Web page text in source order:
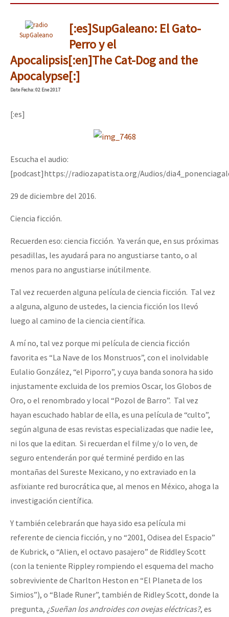
SupGaleano
[:es]SupGaleano: El Gato-
Perro y el
Apocalipsis[:en]The Cat-Dog and the
Apocalypse[:]
DateFecha: 02 Ene 2017
[:es]
Escucha el audio:
[podcast]https://radiozapatista.org/Audios/
29 de diciembre del 2016.
Ciencia ficción.
Recuerden eso: ciencia ficción. Ya verán que, en sus próximas
pesadillas, les ayudará para no angustiarse tanto, o al
menos para no angustiarse inútilmente.
Tal vez recuerden alguna película de ciencia ficción. Tal vez
a alguna, alguno de ustedes, la ciencia ficción los llevó
luego al camino de la ciencia científica.
A mí no, tal vez porque mi película de ciencia ficción
favorita es “La Nave de los Monstruos”, con el inolvidable
Eulalio González, “el Piporro”, y cuya banda sonora ha sido
injustamente excluida de los premios Oscar, los Globos de
Oro, o el renombrado y local “Pozol de Barro”. Tal vez
hayan escuchado hablar de ella, es una película de “culto”,
según alguna de esas revistas especializadas que nadie lee,
ni los que la editan. Si recuerdan el filme y/o lo ven, de
seguro entenderán por qué terminé perdido en las
montañas del Sureste Mexicano, y no extraviado en la
asfixiante red burocrática que, al menos en México, ahoga la
investigación científica.
Y también celebrarán que haya sido esa película mi
referente de ciencia ficción, y no “2001, Odisea del Espacio”
de Kubrick, o “Alien, el octavo pasajero” de Riddley Scott
(con la teniente Rippley rompiendo el esquema del macho
sobreviviente de Charlton Heston en “El Planeta de los
Simios”), o “Blade Runer”, también de Ridley Scott, donde la
pregunta, ¿Sueñan los androides con ovejas eléctricas?, es